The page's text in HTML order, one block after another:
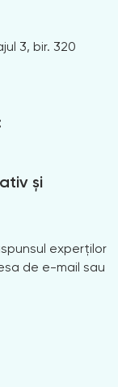
3, bir. 320
și
experților
de e-mail sau